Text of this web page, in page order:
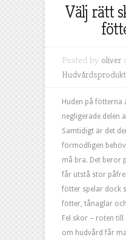
Välj rätt
Posted by oliver
Huden på fötterna
negligerade delen
Samtidigt är det
förmodligen
må bra. Det beror
får utstå stor
fötter spelar dock
fötter, tånaglar
Fel skor – roten
om hudvård får